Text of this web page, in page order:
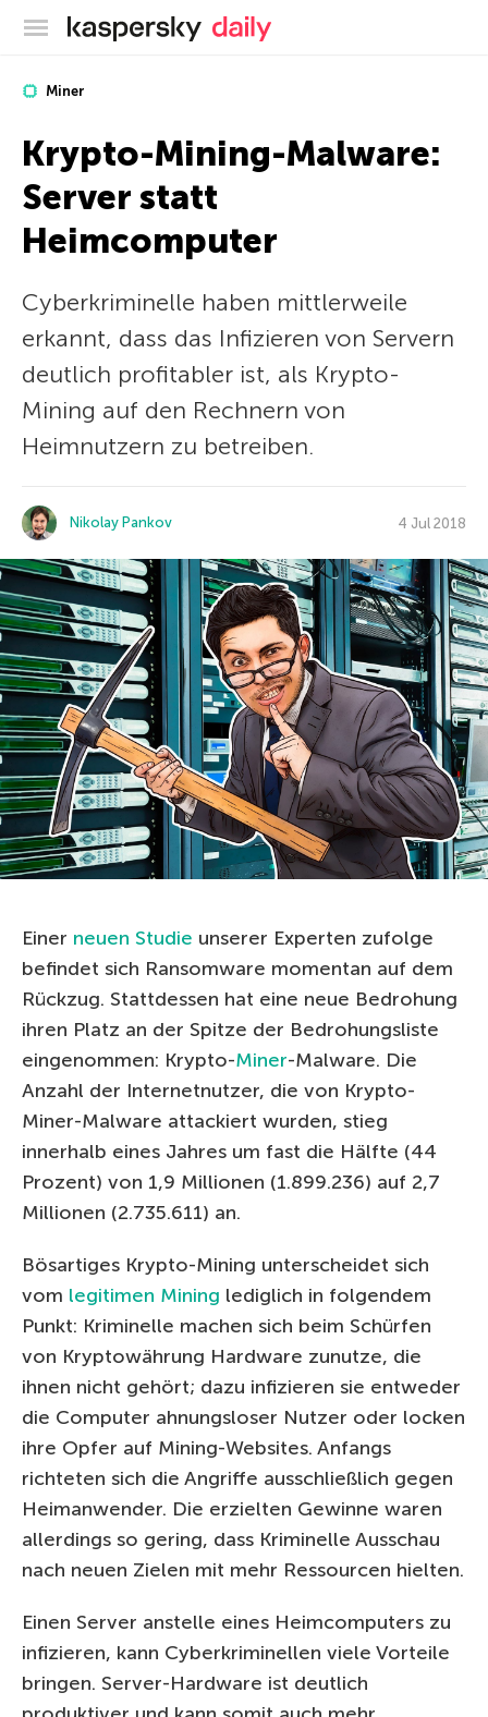
Offizieller Blog von Kaspersky
Miner
Krypto-Mining-Malware:
Server statt
Heimcomputer
Cyberkriminelle haben mittlerweile
erkannt, dass das Infizieren von Servern
deutlich profitabler ist, als Krypto-
Mining auf den Rechnern von
Heimnutzern zu betreiben.
Nikolay Pankov 4 Jul 2018
Einer neuen Studie unserer Experten zufolge
befindet sich Ransomware momentan auf dem
Rückzug. Stattdessen hat eine neue Bedrohung
ihren Platz an der Spitze der Bedrohungsliste
eingenommen: Krypto-Miner-Malware. Die
Anzahl der Internetnutzer, die von Krypto-
Miner-Malware attackiert wurden, stieg
innerhalb eines Jahres um fast die Hälfte (44
Prozent) von 1,9 Millionen (1.899.236) auf 2,7
Millionen (2.735.611) an.
Bösartiges Krypto-Mining unterscheidet sich
vom legitimen Mining lediglich in folgendem
Punkt: Kriminelle machen sich beim Schürfen
von Kryptowährung Hardware zunutze, die
ihnen nicht gehört; dazu infizieren sie entweder
die Computer ahnungsloser Nutzer oder locken
ihre Opfer auf Mining-Websites. Anfangs
richteten sich die Angriffe ausschließlich gegen
Heimanwender. Die erzielten Gewinne waren
allerdings so gering, dass Kriminelle Ausschau
nach neuen Zielen mit mehr Ressourcen hielten.
Einen Server anstelle eines Heimcomputers zu
infizieren, kann Cyberkriminellen viele Vorteile
bringen. Server-Hardware ist deutlich